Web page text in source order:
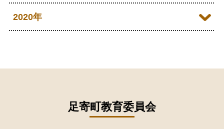
2026年01月
2025年07月
2025年03月
2024年08月
2024年06月
2024年04月
2023年10月
2022年10月
2022年07月
2021年12月
2021年08月
2020年
2020年06月足寄町教育委員会